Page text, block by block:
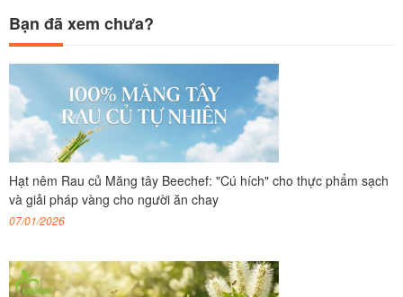
Bạn đã xem chưa?
Hạt nêm Rau củ Măng tây Beechef: "Cú hích" cho thực phẩm sạch
và giải pháp vàng cho người ăn chay
07/01/2026